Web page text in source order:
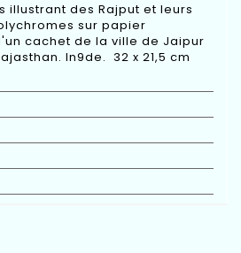
illustrant des Rajput et leurs
sur papier
cachet de la ville de Jaipur
In9de. 32 x 21,5 cm